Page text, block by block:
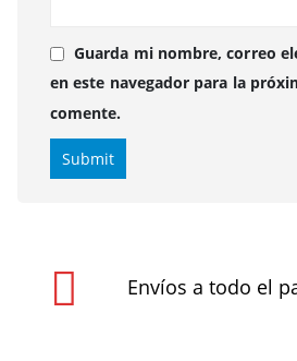
Guarda mi nombre, correo
en este navegador para la
comente.
Envíos a todo el